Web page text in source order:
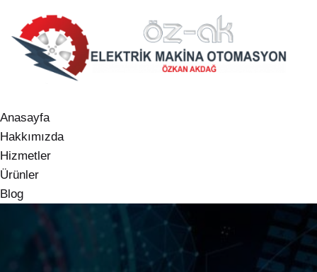
Anasayfa
Hakkımızda
Hizmetler
Ürünler
Blog